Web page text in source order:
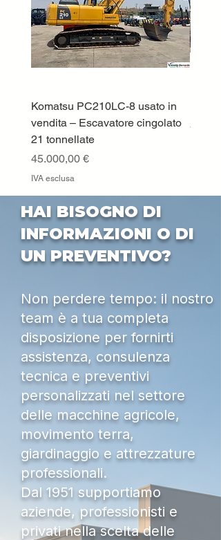
Komatsu PC210LC-8 usato in
vendita – Escavatore cingolato
21 tonnellate
Prezzo
45.000,00 €
IVA esclusa
Prezzo
HAI BISOGNO DI
INFORMAZIONI O DI
UN PREVENTIVO?
Non perdere tempo: il nostro
team è a tua completa
disposizione per fornirti
assistenza, consulenza
tecnica e preventivi
personalizzati nel settore
delle macchine agricole,
movimento terra,
giardinaggio e attrezzature
professionali.
Dal 1951 supportiamo
aziende, professionisti e
privati nella scelta delle